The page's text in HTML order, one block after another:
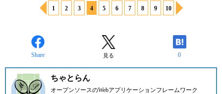
1 2 3 4 5 6 7 8 9 10
Share 見る 0
ちゃとらん
オープンソースのWebアプリケーションフレームワーク